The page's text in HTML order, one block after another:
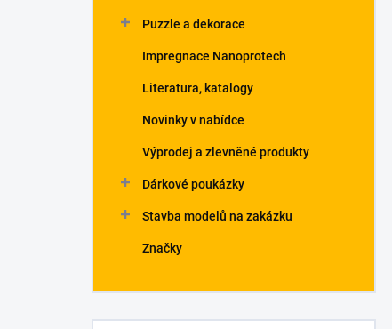
Puzzle a dekorace
Impregnace Nanoprotech
Literatura, katalogy
Novinky v nabídce
Výprodej a zlevněné produkty
Dárkové poukázky
Stavba modelů na zakázku
Značky